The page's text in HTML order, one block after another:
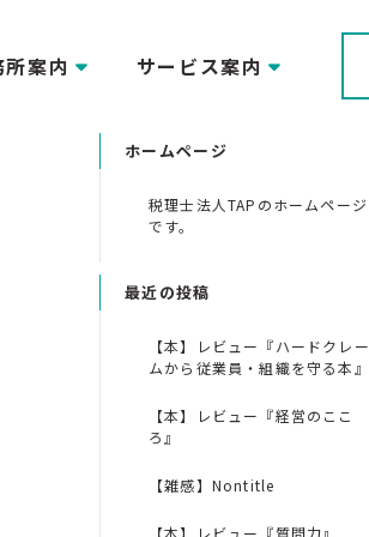
案内 サービス案内
ホームページ
税理士法人TAPのホームページ
です。
最近の投稿
【本】レビュー『ハードクレー
ムから従業員・組織を守る本』
【本】レビュー『経営のここ
ろ』
【雑感】Nontitle
【本】レビュー『質問力』